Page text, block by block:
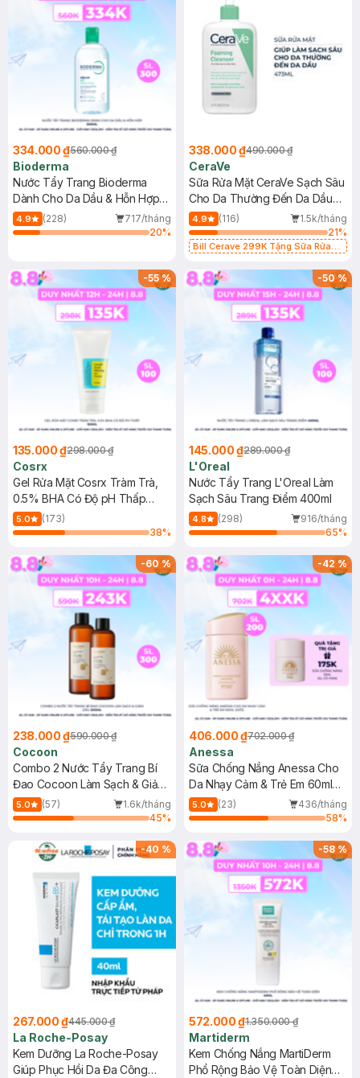
334.000 ₫560.000 ₫
Bioderma
Nước Tẩy Trang Bioderma
Dành Cho Da Dầu & Hỗn Hợp
500ml
4.9 (228)
717/tháng
20%
338.000 ₫490.000 ₫
CeraVe
Sữa Rửa Mặt CeraVe Sạch Sâu
Cho Da Thường Đến Da Dầu
473ml
4.9 (116)
1.5k/tháng
21%
Bill Cerave 299K Tặng Sữa Rửa
-55%
135.000 ₫298.000 ₫
Cosrx
Gel Rửa Mặt Cosrx Tràm Trà,
0.5% BHA Có Độ pH Thấp
150ml
5.0
(173)
38%
-50%
145.000 ₫289.000 ₫
L'Oreal
Nước Tẩy Trang L'Oreal Làm
Sạch Sâu Trang Điểm 400ml
4.8 (298)
916/tháng
65%
-60%
238.000 ₫590.000 ₫
Cocoon
Combo 2 Nước Tẩy Trang Bí
Đao Cocoon Làm Sạch & Giảm
Dầu 500ml
5.0 (57)
1.6k/tháng
45%
-42%
406.000 ₫702.000 ₫
Anessa
Sữa Chống Nắng Anessa Cho
Da Nhạy Cảm & Trẻ Em 60ml
(Mới)
5.0 (23)
436/tháng
58%
-40 %
267.000 ₫445.000 ₫
La Roche-Posay
Kem Dưỡng La Roche-Posay
Giúp Phục Hồi Da Đa Công
-58%
572.000 ₫1.350.000 ₫
Martiderm
Kem Chống Nắng MartiDerm
Phổ Rộng Bảo Vệ Toàn Diện